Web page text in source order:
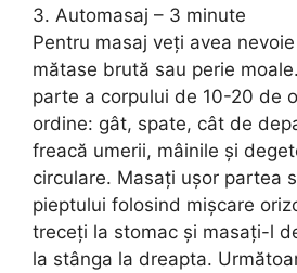
3. Automasaj – 3 minute
Pentru masaj veți avea
mătase brută sau perie
parte a corpului de 10-20 de
ordine: gât, spate, cât de
freacă umerii, mâinile și
circulare. Masați ușor partea
pieptului folosind mișcare
treceți la stomac și masați-l
la stânga la dreapta.